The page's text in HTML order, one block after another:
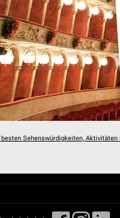
besten Sehenswürdigkeiten, Aktivitäten